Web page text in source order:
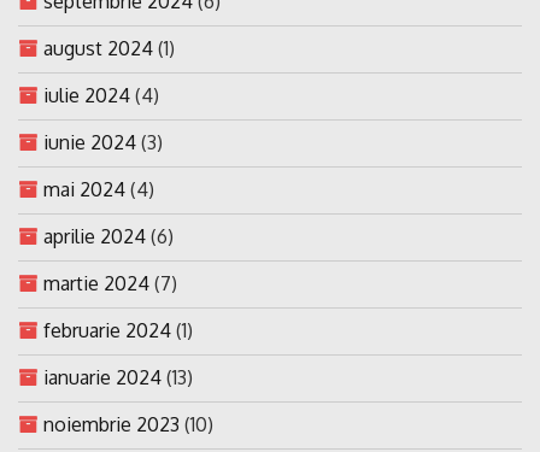
august 2024 (1)
iulie 2024 (4)
iunie 2024 (3)
mai 2024 (4)
aprilie 2024 (6)
martie 2024 (7)
februarie 2024 (1)
ianuarie 2024 (13)
noiembrie 2023 (10)